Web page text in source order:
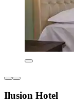
Ilusion Hotel